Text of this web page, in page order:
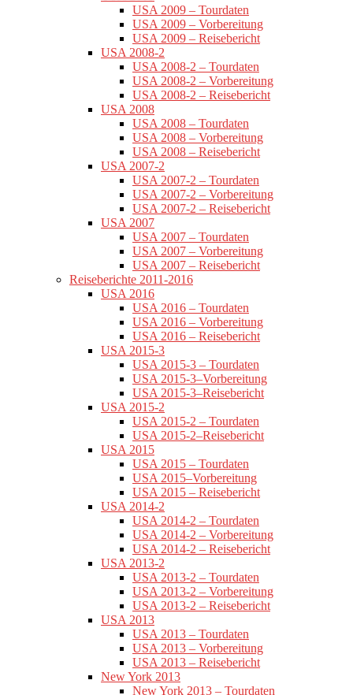
USA 2009 – Tourdaten
USA 2009 – Vorbereitung
USA 2009 – Reisebericht
USA 2008-2
USA 2008-2 – Tourdaten
USA 2008-2 – Vorbereitung
USA 2008-2 – Reisebericht
USA 2008
USA 2008 – Tourdaten
USA 2008 – Vorbereitung
USA 2008 – Reisebericht
USA 2007-2
USA 2007-2 – Tourdaten
USA 2007-2 – Vorbereitung
USA 2007-2 – Reisebericht
USA 2007
USA 2007 – Tourdaten
USA 2007 – Vorbereitung
USA 2007 – Reisebericht
Reiseberichte 2011-2016
USA 2016
USA 2016 – Tourdaten
USA 2016 – Vorbereitung
USA 2016 – Reisebericht
USA 2015-3
USA 2015-3 – Tourdaten
USA 2015-3–Vorbereitung
USA 2015-3–Reisebericht
USA 2015-2
USA 2015-2 – Tourdaten
USA 2015-2–Reisebericht
USA 2015
USA 2015 – Tourdaten
USA 2015–Vorbereitung
USA 2015 – Reisebericht
USA 2014-2
USA 2014-2 – Tourdaten
USA 2014-2 – Vorbereitung
USA 2014-2 – Reisebericht
USA 2013-2
USA 2013-2 – Tourdaten
USA 2013-2 – Vorbereitung
USA 2013-2 – Reisebericht
USA 2013
USA 2013 – Tourdaten
USA 2013 – Vorbereitung
USA 2013 – Reisebericht
New York 2013
New York 2013 – Tourdaten